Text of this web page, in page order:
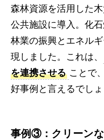
森林資源を活用した
公共施設に導入。化
林業の振興とエネル
現しました。これは、
を連携させる ことで
好事例と言えるでしょ
事例③：クリーン